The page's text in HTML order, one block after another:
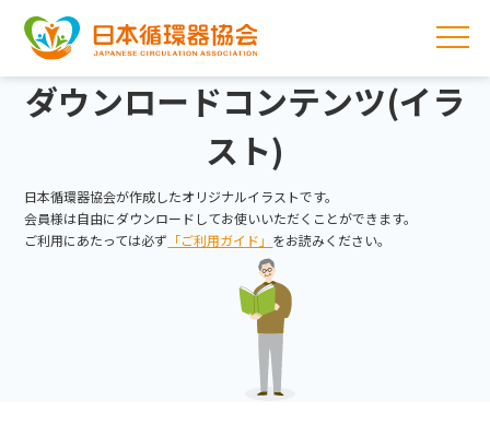
ダウンロードコンテンツ(イラ
スト)
日本循環器協会が作成したオリジナルイラストです。
会員様は自由にダウンロードしてお使いいただくことができます。
ご利用にあたっては必ず 「ご利用ガイド」 をお読みください。